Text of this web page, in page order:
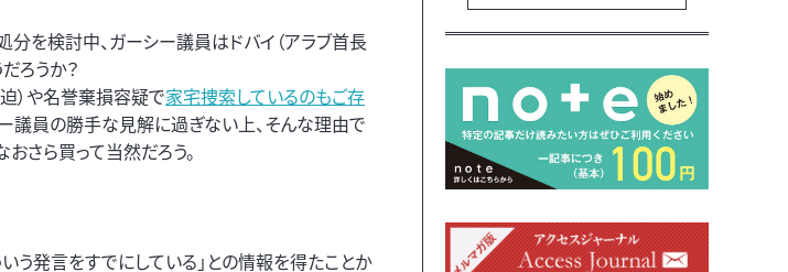
分を検討中、ガーシー議員はドバイ（アラブ首長
ろうか？
）や名誉棄損容疑で家宅捜索しているのもご存
議員の勝手な見解に過ぎない上、そんな理由で
さら買って当然だろう。
う発言をすでにしている」との情報を得たことか